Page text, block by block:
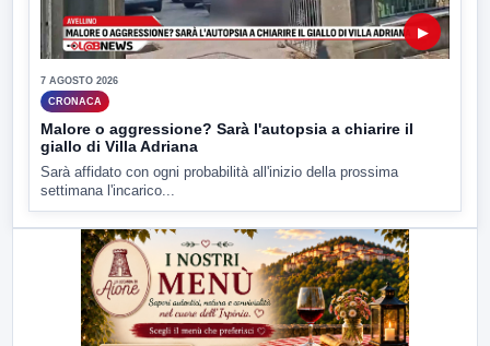
▶
7 AGOSTO 2026
CRONACA
Malore o aggressione? Sarà l'autopsia a chiarire il
giallo di Villa Adriana
Sarà affidato con ogni probabilità all'inizio della prossima
settimana l'incarico...